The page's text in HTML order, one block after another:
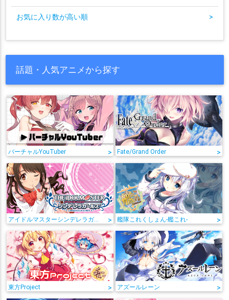
お気に入り数が高い順 >
話題・人気アニメから探す
バーチャルYouTuber > Fate/Grand Order >
アイドルマスターシンデレラガールズ > 艦隊これくしょん-艦これ- >
東方Project > アズールレーン >